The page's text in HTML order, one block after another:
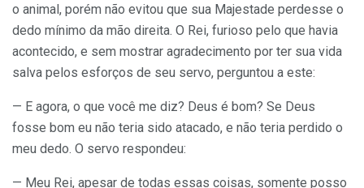
o animal, porém não evitou que sua Majestade perdesse o
dedo mínimo da mão direita. O Rei, furioso pelo que havia
acontecido, e sem mostrar agradecimento por ter sua vida
salva pelos esforços de seu servo, perguntou a este:
— E agora, o que você me diz? Deus é bom? Se Deus
fosse bom eu não teria sido atacado, e não teria perdido o
meu dedo. O servo respondeu:
— Meu Rei, apesar de todas essas coisas, somente posso